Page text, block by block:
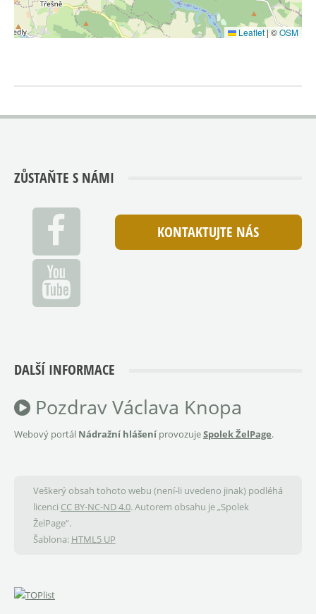
Leaflet | ©OSM
ZŮSTAŇTE S NÁMI
KONTAKTUJTE NÁS
DALŠÍ INFORMACE
Pozdrav Václava Knopa
Webový portál Nádražní hlášeníprovozujeSpolek ŽelPage.
Veškerý obsah tohoto webu (není-li uvedeno jinak) podléhá
licenci CC BY-NC-ND 4.0. Autorem obsahu je „Spolek
ŽelPage“.
Šablona: HTML5 UP